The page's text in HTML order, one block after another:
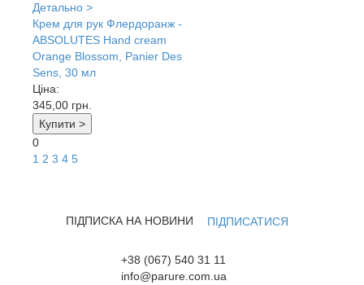
Детально >
Крем для рук Флердоранж -
ABSOLUTES Hand cream
Orange Blossom, Panier Des
Sens, 30 мл
Ціна:
345,00 грн.
Купити >
0
1 2 3 4 5
ПІДПИСКА НА НОВИНИ ПІДПИСАТИСЯ
+38 (067) 540 31 11
info@parure.com.ua